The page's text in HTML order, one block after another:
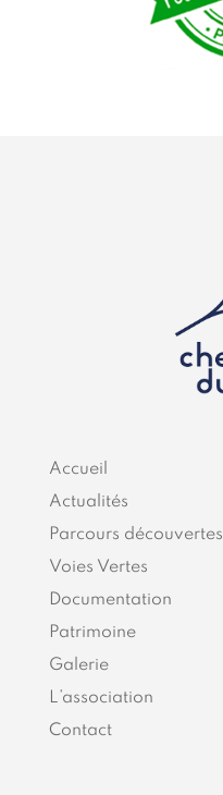
Accueil
Actualités
Parcours découvertes
Voies Vertes
Documentation
Patrimoine
Galerie
L’association
Contact